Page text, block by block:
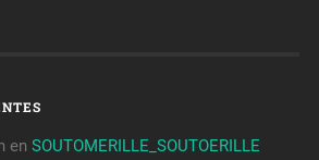
en SOUTOMERILLE_SOUTOERILLE